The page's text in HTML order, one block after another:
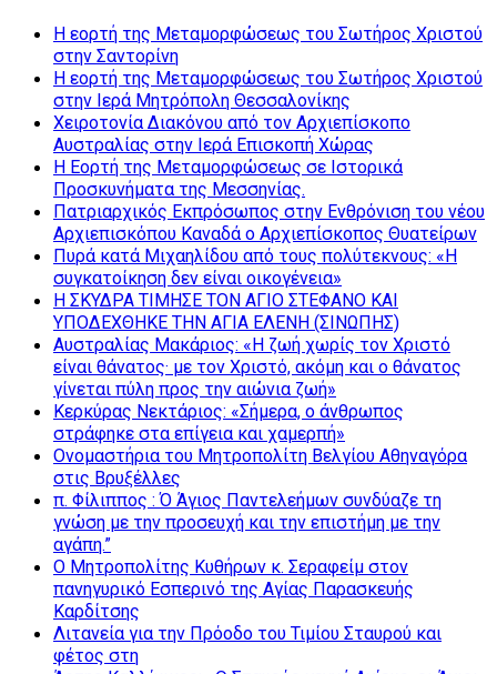
Η εορτή της Μεταμορφώσεως του Σωτήρος Χριστού
στην Σαντορίνη
Η εορτή της Μεταμορφώσεως του Σωτήρος Χριστού
στην Ιερά Μητρόπολη Θεσσαλονίκης
Χειροτονία Διακόνου από τον Αρχιεπίσκοπο
Αυστραλίας στην Ιερά Επισκοπή Χώρας
Η Εορτή της Μεταμορφώσεως σε Ιστορικά
Προσκυνήματα της Μεσσηνίας.
Πατριαρχικός Εκπρόσωπος στην Ενθρόνιση του νέου
Αρχιεπισκόπου Καναδά ο Αρχιεπίσκοπος Θυατείρων
Πυρά κατά Μιχαηλίδου από τους πολύτεκνους: «Η
συγκατοίκηση δεν είναι οικογένεια»
Η ΣΚΥΔΡΑ ΤΙΜΗΣΕ ΤΟΝ ΑΓΙΟ ΣΤΕΦΑΝΟ ΚΑΙ
ΥΠΟΔΕΧΘΗΚΕ ΤΗΝ ΑΓΙΑ ΕΛΕΝΗ (ΣΙΝΩΠΗΣ)
Αυστραλίας Μακάριος: «Η ζωή χωρίς τον Χριστό
είναι θάνατος· με τον Χριστό, ακόμη και ο θάνατος
γίνεται πύλη προς την αιώνια ζωή»
Κερκύρας Νεκτάριος: «Σήμερα, ο άνθρωπος
στράφηκε στα επίγεια και χαμερπή»
Ονομαστήρια του Μητροπολίτη Βελγίου Αθηναγόρα
στις Βρυξέλλες
π. Φίλιππος : Ό Άγιος Παντελεήμων συνδύαζε τη
γνώση με την προσευχή και την επιστήμη με την
αγάπη.”
Ο Μητροπολίτης Κυθήρων κ. Σεραφείμ στον
πανηγυρικό Εσπερινό της Αγίας Παρασκευής
Καρδίτσης
Λιτανεία για την Πρόοδο του Τιμίου Σταυρού και
φέτος στη